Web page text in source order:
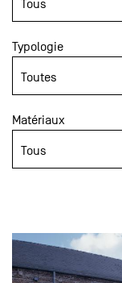
Typologie
Matériaux